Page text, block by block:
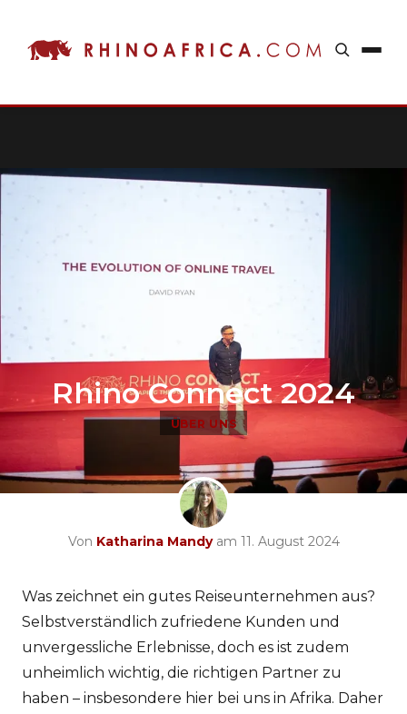
Rhino Connect 2024
ÜBER UNS
Von Katharina Mandyam 11. August 2024
Was zeichnet ein gutes Reiseunternehmen aus?
Selbstverständlich zufriedene Kunden und
unvergessliche Erlebnisse, doch es ist zudem
unheimlich wichtig, die richtigen Partner zu
haben – insbesondere hier bei uns in Afrika. Daher